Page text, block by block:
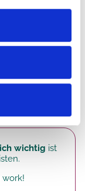
von
wichtig ist